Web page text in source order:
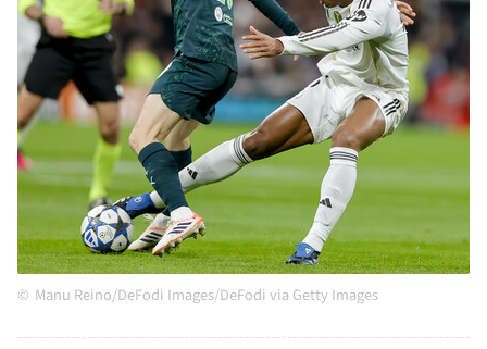
Manu Reino/DeFodi Images/DeFodi via Getty Images